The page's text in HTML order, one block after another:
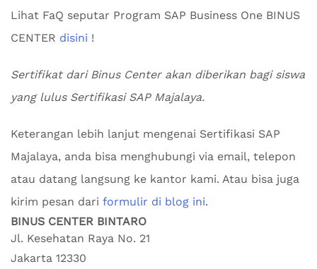
Lihat FaQ seputar Program SAP Business One BINUS
CENTER disini !
Sertifikat dari Binus Center akan diberikan bagi siswa
yang lulus Sertifikasi SAP Majalaya.
Keterangan lebih lanjut mengenai Sertifikasi SAP
Majalaya, anda bisa menghubungi via email, telepon
atau datang langsung ke kantor kami. Atau bisa juga
kirim pesan dari formulir di blog ini.
BINUS CENTER BINTARO
Jl. Kesehatan Raya No. 21
Jakarta 12330